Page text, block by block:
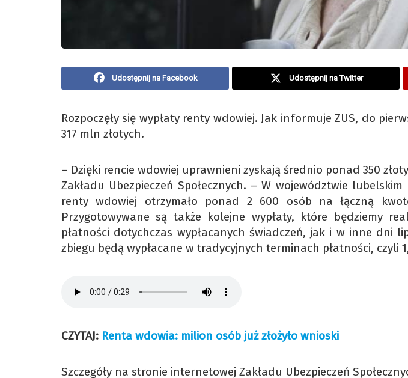
Udostępnij na Facebook Udostępnij na Twitter
Rozpoczęły się wypłaty renty wdowiej. Jak informuje ZUS, do
317 mln złotych.
– Dzięki rencie wdowiej uprawnieni zyskają średnio ponad 350
Zakładu Ubezpieczeń Społecznych. – W województwie
renty wdowiej otrzymało ponad 2 600 osób na łączną
Przygotowywane są także kolejne wypłaty, które będziemy
płatności dotychczas wypłacanych świadczeń, jak i w inne dni
zbiegu będą wypłacane w tradycyjnych terminach płatności, czyli 1,
CZYTAJ: Renta wdowia: milion osób już złożyło wnioski
Szczegóły na stronie internetowej Zakładu Ubezpieczeń